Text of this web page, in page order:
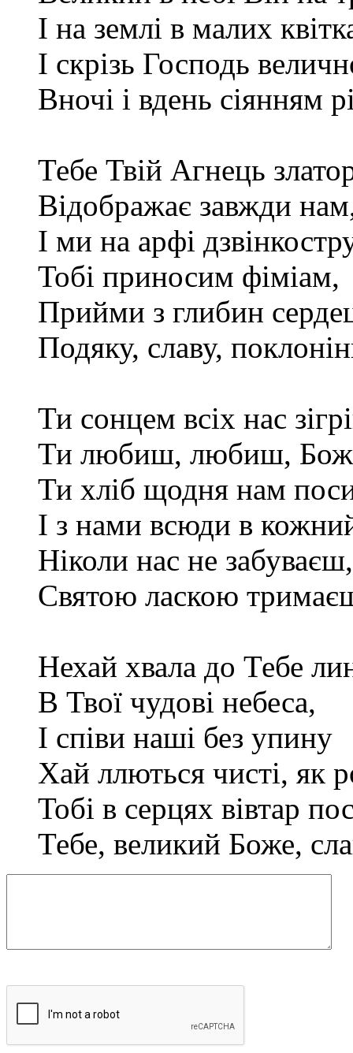
І на землі в малих
І скрізь Господь
Вночі і вдень сіянням
Тебе Твій Агнець
Відображає завжди
І ми на арфі
Тобі приносим фіміам,
Прийми з глибин
Подяку, славу,
Ти сонцем всіх нас
Ти любиш, любиш,
Ти хліб щодня нам
І з нами всюди в
Ніколи нас не забуваєш,
Святою ласкою
Нехай хвала до Тебе
В Твої чудові небеса,
І співи наші без упину
Хай ллються чисті, як
Тобі в серцях вівтар
Тебе, великий Боже,